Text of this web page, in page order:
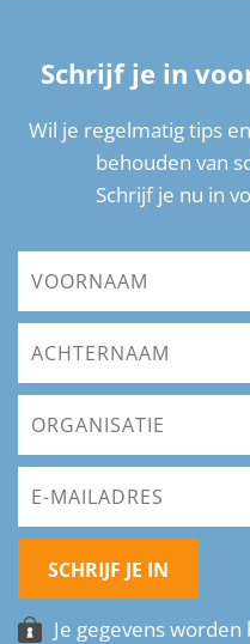
Schrijf je in
Wil je regelmatig tips
behouden van
Schrijf je nu in
SCHRIJF JE IN
Je gegevens